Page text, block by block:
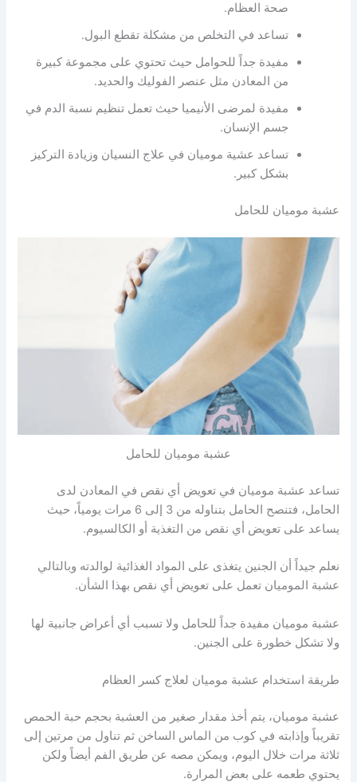
صحة العظام.
تساعد في التخلص من مشكلة تقطع البول.
مفيدة جداً للحوامل حيث تحتوي على مجموعة كبيرة
من المعادن مثل عنصر الفوليك والحديد.
مفيدة لمرضى الأنيميا حيث تعمل تنظيم نسبة الدم في
جسم الإنسان.
تساعد عشية موميان في علاج النسيان وزيادة التركيز
بشكل كبير.
عشبة موميان للحامل
عشبة موميان للحامل
تساعد عشبة موميان في تعويض أي نقص في المعادن لدى
الحامل، فتنصح الحامل بتناوله من 3 إلى 6 مرات يومياً، حيث
يساعد على تعويض أي نقص من التغذية أو الكالسيوم.
نعلم جيداً أن الجنين يتغذى على المواد الغذائية لوالدته وبالتالي
عشبة الموميان تعمل على تعويض أي نقص بهذا الشأن.
عشبة موميان مفيدة جداً للحامل ولا تسبب أي أعراض جانبية لها
ولا تشكل خطورة على الجنين.
طريقة استخدام عشبة موميان لعلاج كسر العظام
عشبة موميان، يتم أخذ مقدار صغير من العشبة بحجم حبة الحمص
تقريباً وإذابته في كوب من الماس الساخن ثم تناول من مرتين إلى
ثلاثة مرات خلال اليوم، ويمكن مصه عن طريق الفم أيضاً ولكن
يحتوي طعمه على بعض المرارة.